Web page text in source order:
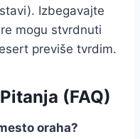
Izbegavajte
mogu stvrdnuti
previše tvrdim.
(FAQ)
oraha?